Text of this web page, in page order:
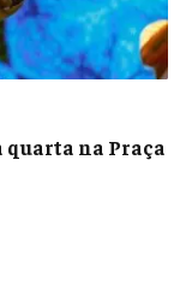
quarta na Praça